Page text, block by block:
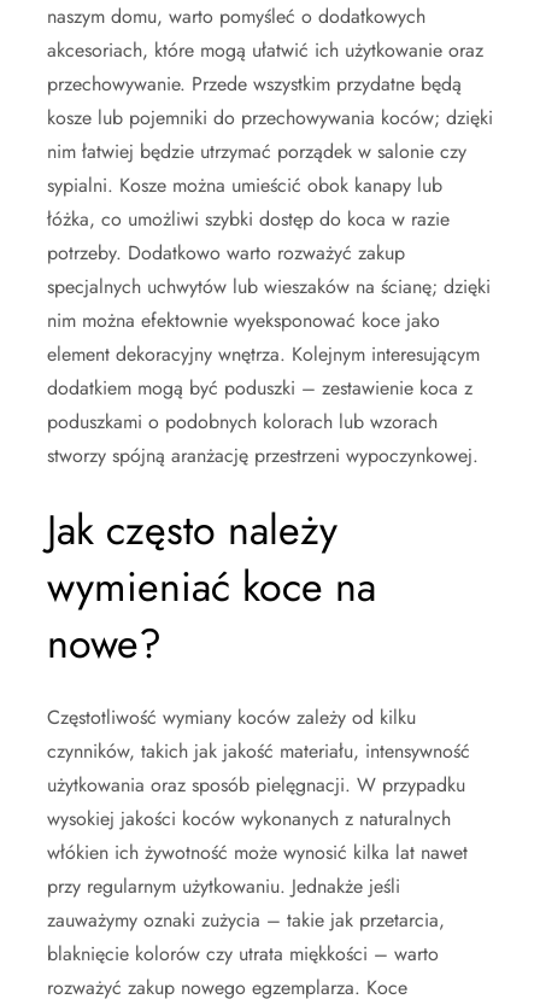
naszym domu, warto pomyśleć o dodatkowych
akcesoriach, które mogą ułatwić ich użytkowanie oraz
przechowywanie. Przede wszystkim przydatne będą
kosze lub pojemniki do przechowywania koców; dzięki
nim łatwiej będzie utrzymać porządek w salonie czy
sypialni. Kosze można umieścić obok kanapy lub
łóżka, co umożliwi szybki dostęp do koca w razie
potrzeby. Dodatkowo warto rozważyć zakup
specjalnych uchwytów lub wieszaków na ścianę; dzięki
nim można efektownie wyeksponować koce jako
element dekoracyjny wnętrza. Kolejnym interesującym
dodatkiem mogą być poduszki – zestawienie koca z
poduszkami o podobnych kolorach lub wzorach
stworzy spójną aranżację przestrzeni wypoczynkowej.
Jak często należy
wymieniać koce na
nowe?
Częstotliwość wymiany koców zależy od kilku
czynników, takich jak jakość materiału, intensywność
użytkowania oraz sposób pielęgnacji. W przypadku
wysokiej jakości koców wykonanych z naturalnych
włókien ich żywotność może wynosić kilka lat nawet
przy regularnym użytkowaniu. Jednakże jeśli
zauważymy oznaki zużycia – takie jak przetarcia,
blaknięcie kolorów czy utrata miękkości – warto
rozważyć zakup nowego egzemplarza. Koce